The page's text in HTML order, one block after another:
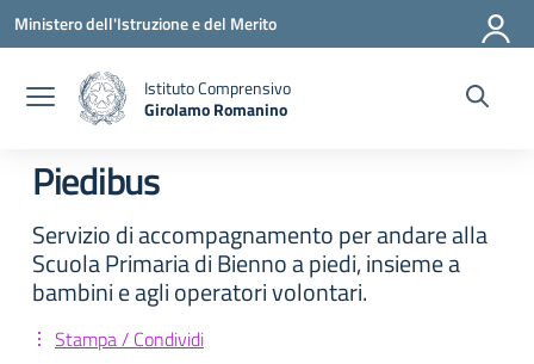
Vai ai contenuti
Vai al menu di navigazione
Vai al footer
Ministero dell'Istruzione e del Merito
Istituto Comprensivo
Girolamo Romanino
Piedibus
Servizio di accompagnamento per andare alla
Scuola Primaria di Bienno a piedi, insieme a
bambini e agli operatori volontari.
Stampa / Condividi